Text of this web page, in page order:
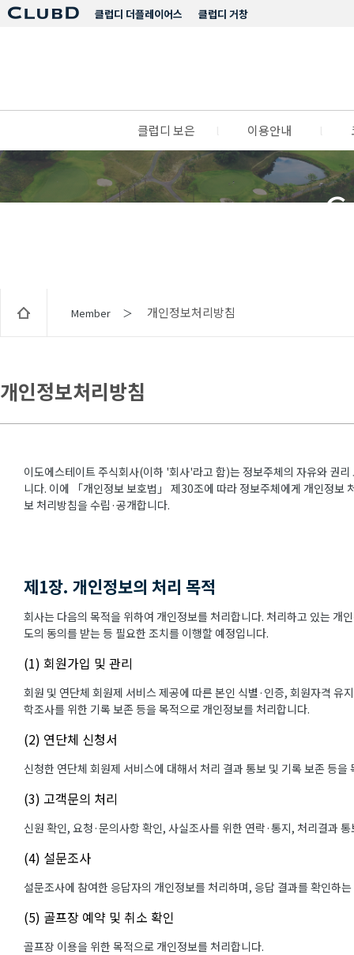
클럽디 거창
클럽디 더플레이어스
클럽디 보은 이용안내
Member ＞ 개인정보처리방침
개인정보처리방침
이도에스테이트 주식회사(이하 '회사'라고 함)는 정보주체의 자유와 권
니다. 이에 「개인정보 보호법」 제30조에 따라 정보주체에게 개인정보
보 처리방침을 수립·공개합니다.
제1장. 개인정보의 처리 목적
회사는 다음의 목적을 위하여 개인정보를 처리합니다. 처리하고 있는
도의 동의를 받는 등 필요한 조치를 이행할 예정입니다.
(1) 회원가입 및 관리
회원 및 연단체 회원제 서비스 제공에 따른 본인 식별·인증, 회원자격
학조사를 위한 기록 보존 등을 목적으로 개인정보를 처리합니다.
(2) 연단체 신청서
신청한 연단체 회원제 서비스에 대해서 처리 결과 통보 및 기록 보존 등
(3) 고객문의 처리
신원 확인, 요청·문의사항 확인, 사실조사를 위한 연락·통지, 처리결과
(4) 설문조사
설문조사에 참여한 응답자의 개인정보를 처리하며, 응답 결과를 확인하
(5) 골프장 예약 및 취소 확인
골프장 이용을 위한 목적으로 개인정보를 처리합니다.